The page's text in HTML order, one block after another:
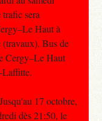
sera
Haut à
Bus de
Cergy–Le Haut
Laffitte.
17 octobre,
dès 21:50, le